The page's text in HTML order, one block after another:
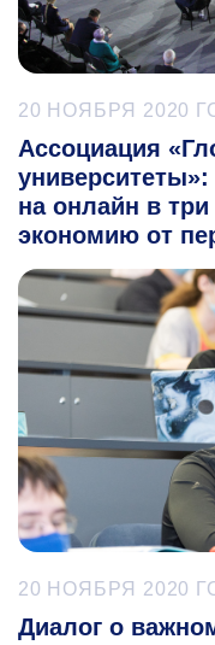
20 НОЯБРЯ 2020
Ассоциация
университеты»:
на онлайн в
экономию от
20 НОЯБРЯ 2020
Диалог о